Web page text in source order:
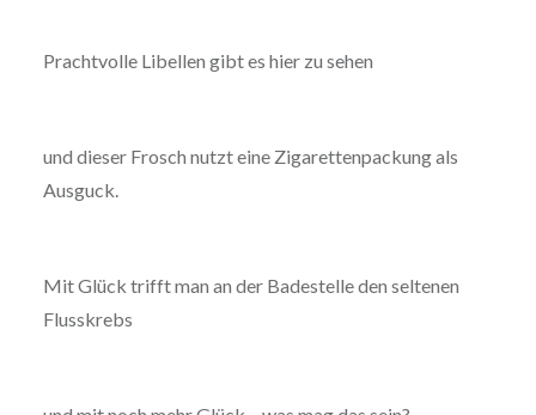
Prachtvolle Libellen gibt es hier zu sehen
und dieser Frosch nutzt eine Zigarettenpackung als
Ausguck.
Mit Glück trifft man an der Badestelle den seltenen
Flusskrebs